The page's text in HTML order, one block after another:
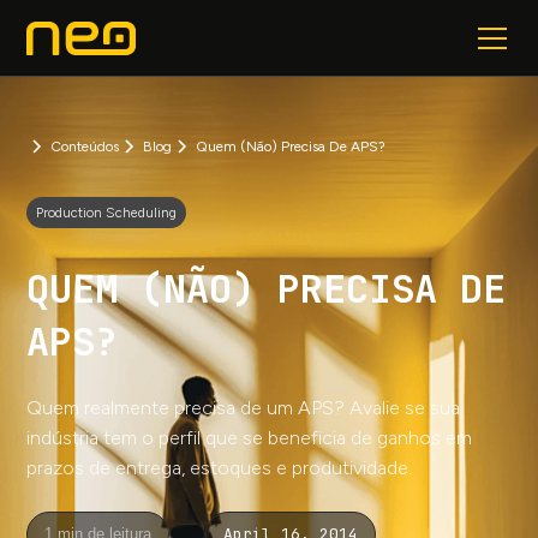
Conteúdos Blog Quem (não) Precisa De APS?
Production Scheduling
QUEM (NÃO) PRECISA DE
APS?
Quem realmente precisa de um APS? Avalie se sua
indústria tem o perfil que se beneficia de ganhos em
prazos de entrega, estoques e produtividade.
1 min de leitura